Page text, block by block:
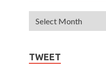
TWEET